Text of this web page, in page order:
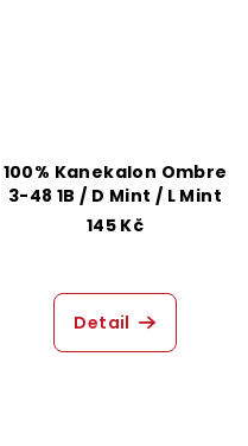
100% Kanekalon Ombre
3-48 1B / D Mint / L Mint
145 Kč
Detail